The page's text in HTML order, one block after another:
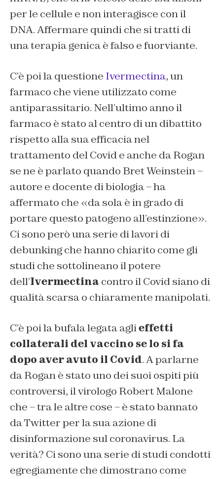
per le cellule e non interagisce con il
DNA. Affermare quindi che si tratti di
una terapia genica è falso e fuorviante.
C’è poi la questione Ivermectina, un
farmaco che viene utilizzato come
antiparassitario. Nell’ultimo anno il
farmaco è stato al centro di un dibattito
rispetto alla sua efficacia nel
trattamento del Covid e anche da Rogan
se ne è parlato quando Bret Weinstein –
autore e docente di biologia – ha
affermato che «da sola è in grado di
portare questo patogeno all’estinzione».
Ci sono però una serie di lavori di
debunking che hanno chiarito come gli
studi che sottolineano il potere
dell’Ivermectina contro il Covid siano di
qualità scarsa o chiaramente manipolati.
C’è poi la bufala legata aglieffetti
collaterali del vaccino se lo si fa
dopo aver avuto il Covid. A parlarne
da Rogan è stato uno dei suoi ospiti più
controversi, il virologo Robert Malone
che – tra le altre cose – è stato bannato
da Twitter per la sua azione di
disinformazione sul coronavirus. La
verità? Ci sono una serie di studi condotti
egregiamente che dimostrano come